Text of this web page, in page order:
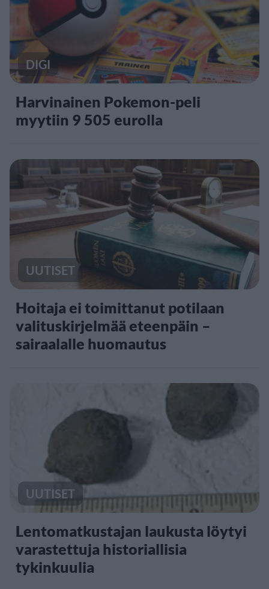
DIGI
Harvinainen Pokemon-peli
myytiin 9 505 eurolla
UUTISET
Hoitaja ei toimittanut potilaan
valituskirjelmää eteenpäin –
sairaalalle huomautus
UUTISET
Lentomatkustajan laukusta löytyi
varastettuja historiallisia
tykinkuulia